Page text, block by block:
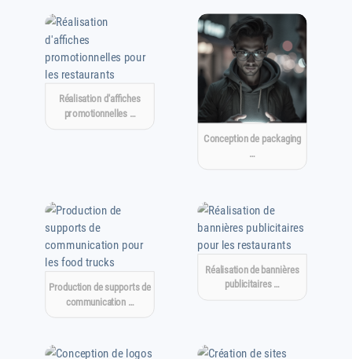
Réalisation d'affiches
promotionnelles …
Conception de packaging
…
Production de supports de
communication …
Réalisation de bannières
publicitaires …